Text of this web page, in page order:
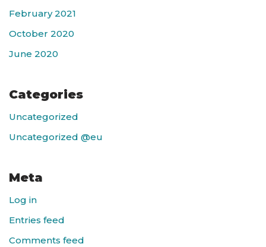
February 2021
October 2020
June 2020
Categories
Uncategorized
Uncategorized @eu
Meta
Log in
Entries feed
Comments feed